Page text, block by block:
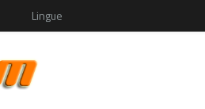
Lingue